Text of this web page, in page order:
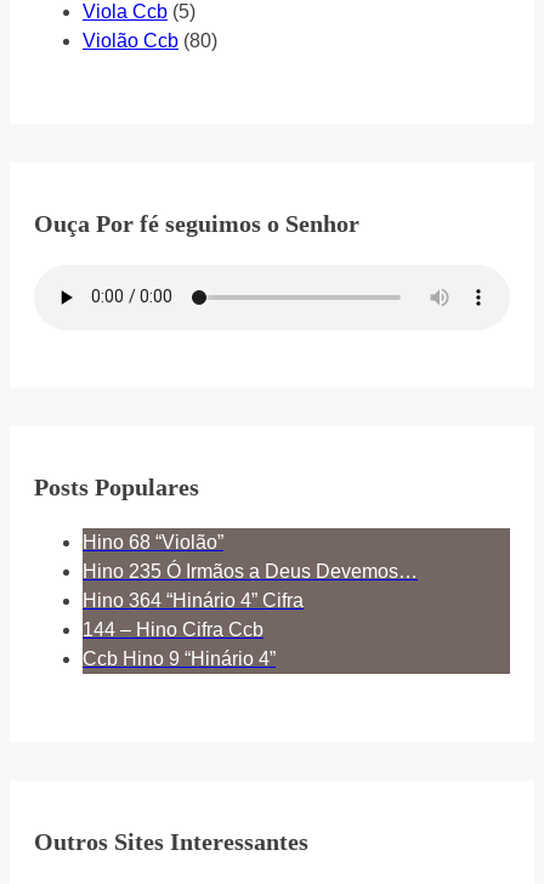
Viola Ccb (5)
Violão Ccb (80)
Ouça Por fé seguimos o Senhor
Posts Populares
Hino 68 “Violão”
Hino 235 Ó Irmãos a Deus Devemos…
Hino 364 “Hinário 4” Cifra
144 – Hino Cifra Ccb
Ccb Hino 9 “Hinário 4”
Outros Sites Interessantes